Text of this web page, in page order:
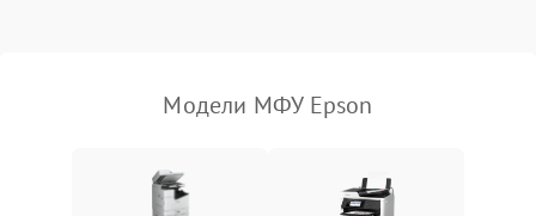
Модели МФУ Epson